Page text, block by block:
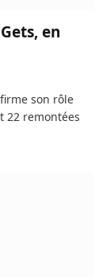
en
son rôle
22 remontées